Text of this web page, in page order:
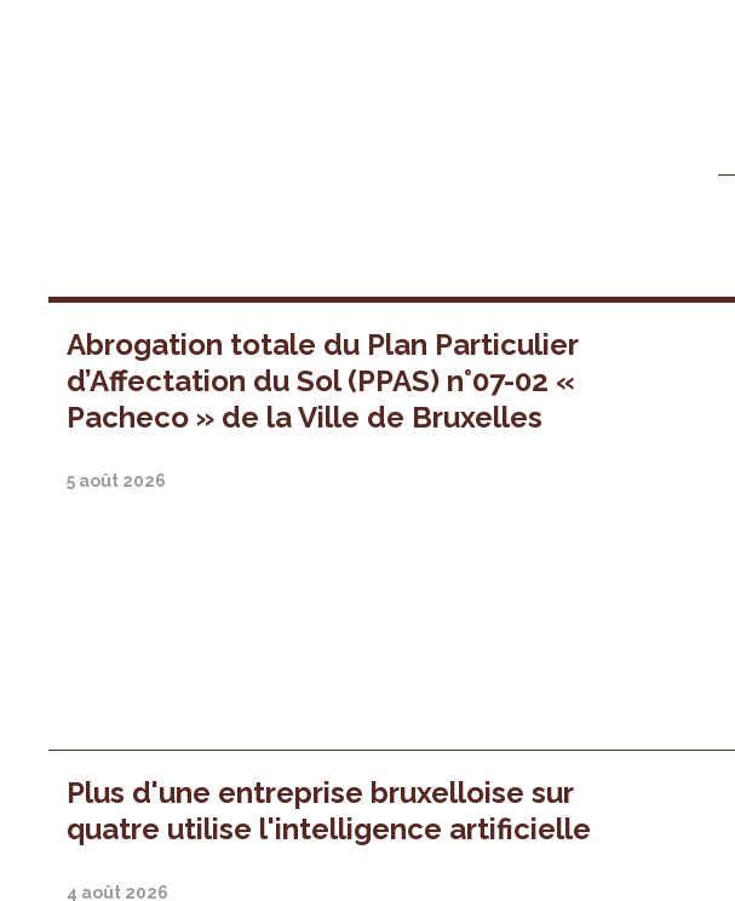
Abrogation totale du Plan Particulier
d’Affectation du Sol (PPAS) n°07-02 «
Pacheco » de la Ville de Bruxelles
5 août 2026
Plus d'une entreprise bruxelloise sur
quatre utilise l'intelligence artificielle
4 août 2026